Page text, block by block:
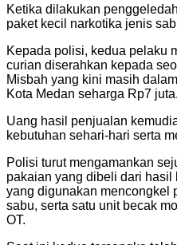
Ketika dilakukan
paket kecil narkotika jenis
Kepada polisi, kedua pelaku
curian diserahkan kepada
Misbah yang kini masih
Kota Medan seharga Rp7 juta.
Uang hasil penjualan
kebutuhan sehari-hari serta
Polisi turut mengamankan
pakaian yang dibeli dari hasil
yang digunakan mencongkel
sabu, serta satu unit becak
OT.